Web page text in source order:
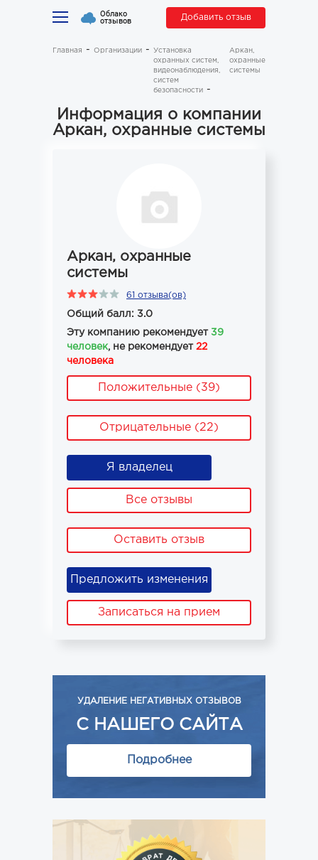
Облако
отзывов Добавить отзыв
Главная Организации
Установка
охранных систем,
видеонаблюдения,
систем
безопасности
Аркан,
охранные
системы
Информация о компании
Аркан, охранные системы
Аркан, охранные
системы
61 отзыва(ов)
Общий балл: 3.0
Эту компанию рекомендует 39
человек, не рекомендует 22
человека
Положительные (39)
Отрицательные (22)
Я владелец
Все отзывы
Оставить отзыв
Предложить изменения
Записаться на прием
УДАЛЕНИЕ НЕГАТИВНЫХ ОТЗЫВОВ
С НАШЕГО САЙТА
Подробнее